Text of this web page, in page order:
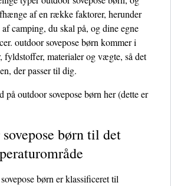
af en række faktorer, herunder
​​camping, du skal på, og dine egne
outdoor sovepose børn kommer i
fyldstoffer, materialer og vægte, så det
der passer til dig.
på outdoor sovepose børn her(dette er
børn til det
børn er klassificeret til